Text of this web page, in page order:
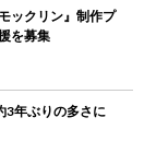
ックリン』制作プ
を募集
3年ぶりの多さに